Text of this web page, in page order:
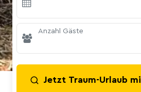
Anzahl Gäste
Jetzt Traum-Urlaub